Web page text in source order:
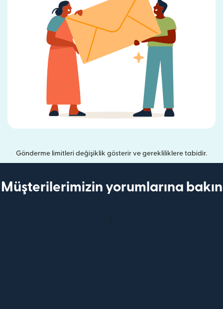
Gönderme limitleri değişiklik gösterir ve gerekliliklere tabidir.
Müşterilerimizin yorumlarına bakın